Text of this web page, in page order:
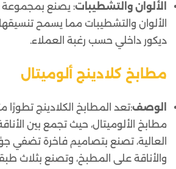
الألوان والتشطيبات: يصنع
الألوان والتشطيبات مما يسمح
ديكور داخلي حسب رغبة العملاء.
مطابخ كلادينج ألوميتال
الوصف:تعد المطابخ الكلادينج تطورًا
مطابخ الألوميتال، حيث تجمع بين
العالية، تصنع بتصاميم فاخرة تضفي
والأناقة على المطبخ، وتصنع بثلاث